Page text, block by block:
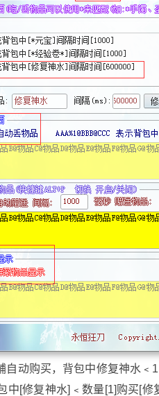
自动购买，背包中修复神水
中[修复神水]﹤数量[1]购买[